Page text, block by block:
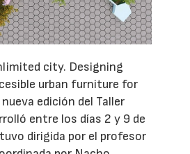
city. Designing
urban furniture for
edición del Taller
entre los días 2 y 9 de
dirigida por el profesor